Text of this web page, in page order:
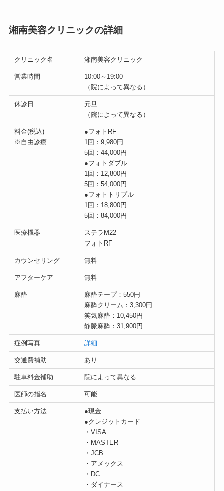
湘南美容クリニックの詳細
クリニック名 湘南美容クリニック
営業時間
10:00～19:00
（院によって異なる）
休診日
元旦
（院によって異なる）
料金(税込)
※自由診療
●フォトRF
1回：9,980円
5回：44,000円
●フォトダブル
1回：12,800円
5回：54,000円
●フォトトリプル
1回：18,800円
5回：84,000円
医療機器
ステラM22
フォトRF
カウンセリング 無料
アフターケア 無料
麻酔
麻酔テープ：550円
麻酔クリーム：3,300円
笑気麻酔：10,450円
静脈麻酔：31,900円
症例写真 詳細
交通費補助 あり
駐車料金補助 院によって異なる
医師の指名 可能
支払い方法
●現金
●クレジットカード
・VISA
・MASTER
・JCB
・アメックス
・DC
・ダイナース